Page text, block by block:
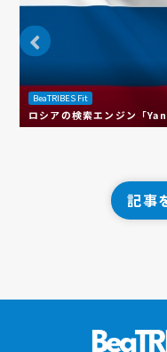
BeaTRIBES Fit
ロシアの検索エンジン「
記事